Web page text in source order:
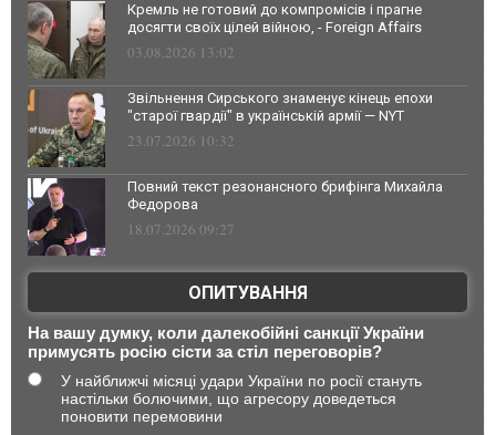
Кремль не готовий до компромісів і прагне
досягти своїх цілей війною, - Foreign Affairs
03.08.2026 13:02
Звільнення Сирського знаменує кінець епохи
"старої гвардії" в українській армії — NYT
23.07.2026 10:32
Повний текст резонансного брифінга Михайла
Федорова
18.07.2026 09:27
ОПИТУВАННЯ
На вашу думку, коли далекобійні санкції України
примусять росію сісти за стіл переговорів?
У найближчі місяці удари України по росії стануть
настільки болючими, що агресору доведеться
поновити перемовини